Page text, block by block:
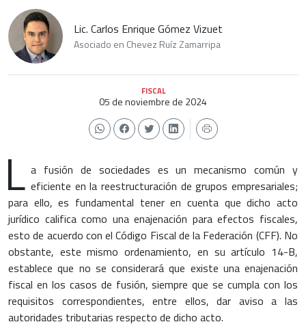
Lic. Carlos Enrique Gómez Vizuet
Asociado en Chevez Ruíz Zamarripa
FISCAL
05 de noviembre de 2024
L a fusión de sociedades es un mecanismo común y
eficiente en la reestructuración de grupos empresariales;
para ello, es fundamental tener en cuenta que dicho acto
jurídico califica como una enajenación para efectos fiscales,
esto de acuerdo con el Código Fiscal de la Federación (CFF). No
obstante, este mismo ordenamiento, en su artículo 14-B,
establece que no se considerará que existe una enajenación
fiscal en los casos de fusión, siempre que se cumpla con los
requisitos correspondientes, entre ellos, dar aviso a las
autoridades tributarias respecto de dicho acto.